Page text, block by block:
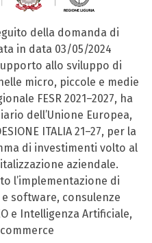
della domanda di
in data 03/05/2024
allo sviluppo di
micro, piccole e medie
FESR 2021–2027, ha
dell’Unione Europea,
ITALIA 21–27, per la
di investimenti volto al
aziendale.
l’implementazione di
software, consulenze
e Intelligenza Artificiale,